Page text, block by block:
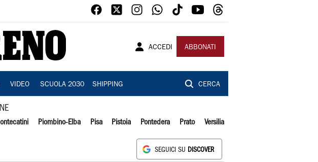
ACCEDI ABBONATI
VIDEO SCUOLA 2030 SHIPPING CERCA
Piombino-Elba Pisa Pistoia Pontedera Prato Versilia
SEGUICI SU DISCOVER